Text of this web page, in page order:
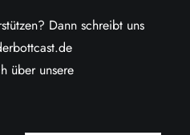
Dann schreibt uns
über unsere